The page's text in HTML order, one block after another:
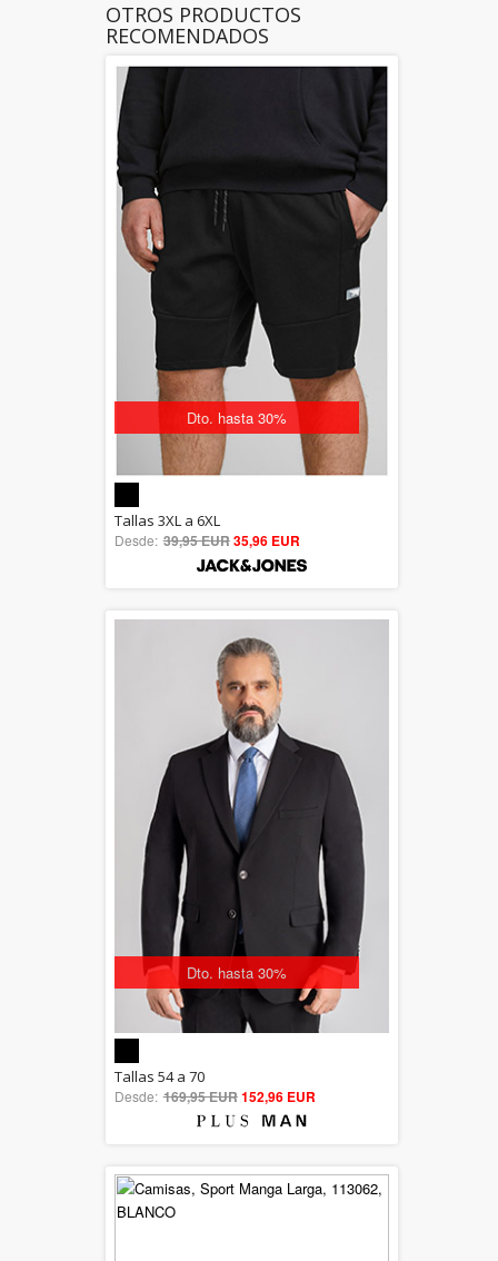
OTROS PRODUCTOS
RECOMENDADOS
Dto. hasta 30%
5.00
out of 5
Tallas 3XL a 6XL
Desde: 39,95 EUR35,96 EUR
Dto. hasta 30%
out of 5
Tallas 54 a 70
Desde: 169,95 EUR152,96 EUR